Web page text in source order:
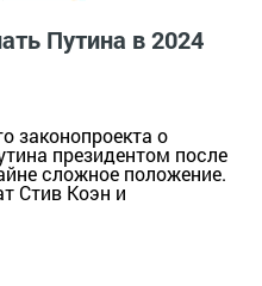
Путина в 2024
законопроекта о
президентом после
сложное положение.
Стив Коэн и